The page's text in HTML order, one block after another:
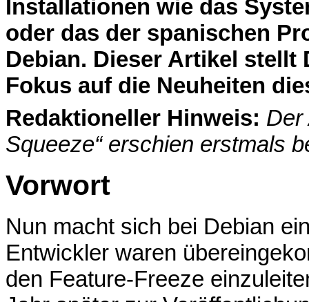
Installationen wie das
oder das der spanischen
Debian. Dieser Artikel stellt
Fokus auf die Neuheiten
Redaktioneller Hinweis: Der
Squeeze“ erschien erstmals
Vorwort
Nun macht sich bei Debian
Entwickler waren
den Feature-Freeze